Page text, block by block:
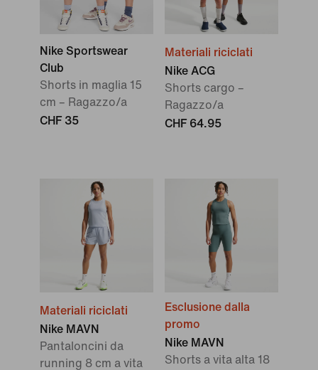
Nike Sportswear
Club
Shorts in maglia 15
cm – Ragazzo/a
CHF 35
Materiali riciclati
Nike ACG
Shorts cargo –
Ragazzo/a
CHF 64.95
Materiali riciclati
Nike MAVN
Pantaloncini da
running 8 cm a vita
Esclusione dalla
promo
Nike MAVN
Shorts a vita alta 18